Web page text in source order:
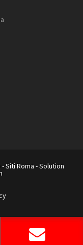
-Siti Roma -Solution